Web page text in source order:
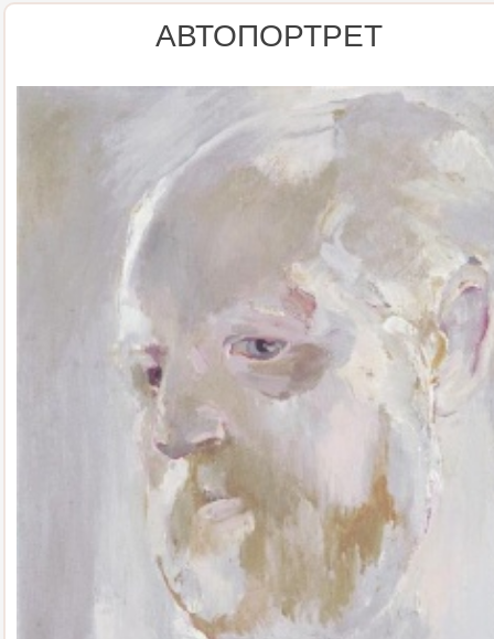
АВТОПОРТРЕТ